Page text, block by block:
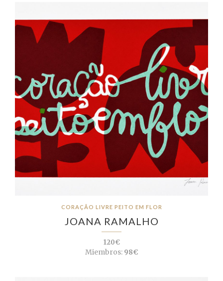
CORAÇÃO LIVRE PEITO EM FLOR
JOANA RAMALHO
120€
Miembros:98€